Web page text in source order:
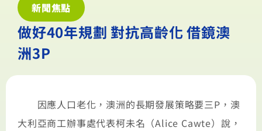
新聞焦點
做好40年規劃 對抗高齡化 借鏡澳
洲3P
因應人口老化，澳洲的長期發展策略要三P，澳
大利亞商工辦事處代表柯未名（Alice Cawte）說，